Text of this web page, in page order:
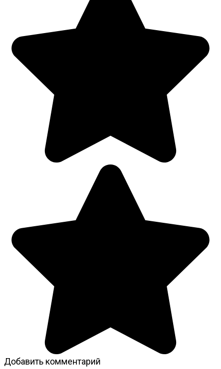
Добавить комментарий